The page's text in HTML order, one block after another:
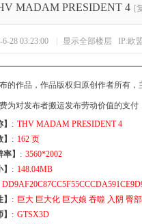
› MADAM PRESIDENT 4 [
28 03:23:00 显示全部楼层 IP:欧
的作品，作品版权归原创作者所有，
为对发布者搬运发布劳动价值的支付
: THV MADAM PRESIDENT 4
: 162 页
】 : 3560*2002
: 148.04MB
: 巨大 巨大化 巨大娘 吞噬 入阴 臀
: GTSX3D